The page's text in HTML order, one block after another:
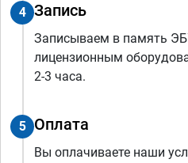
4 Запись
Записываем в память
лицензионным
2-3 часа.
5 Оплата
Вы оплачиваете наши